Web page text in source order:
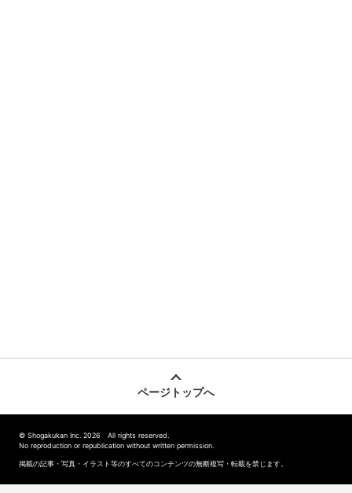
ページトップへ
© Shogakukan Inc. 2026 All rights reserved.
No reproduction or republication without written permission.
掲載の記事・写真・イラスト等のすべてのコンテンツの無断複写・転載を禁じます。